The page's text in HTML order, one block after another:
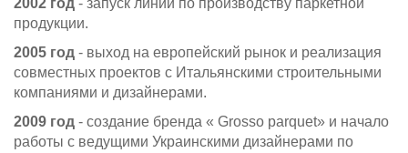
2002 год - запуск линии по производству паркетной
продукции.
2005 год - выход на европейский рынок и реализация
совместных проектов с Итальянскими строительными
компаниями и дизайнерами.
2009 год - создание бренда « Grosso parquet» и начало
работы с ведущими Украинскими дизайнерами по